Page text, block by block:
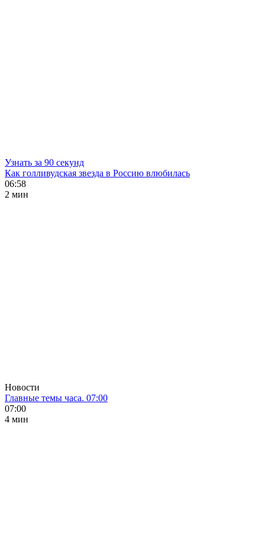
Узнать за 90 секунд
Как голливудская звезда в Россию влюбилась
06:58
2 мин
Новости
Главные темы часа. 07:00
07:00
4 мин